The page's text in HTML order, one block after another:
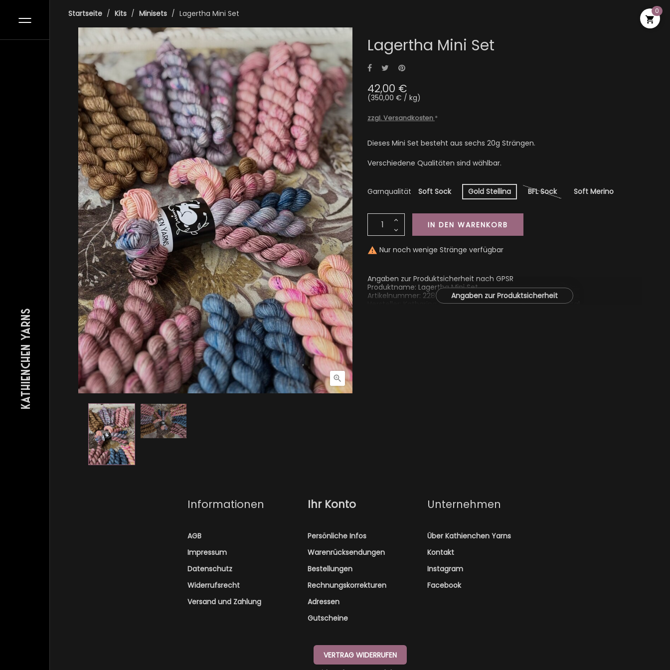
KATHIENCHEN YARNS
Startseite Kits Minisets Lagertha Mini Set

Lagertha Mini Set
Teilen Tweet
42,00 €
(350,00 € / kg)
zzgl. Versandkosten *
Dieses Mini Set besteht aus sechs 20g Strängen.
Verschiedene Qualitäten sind wählbar.
Garnqualität Soft Sock Gold Stellina BFL Sock Soft Merino
IN DEN WARENKORB
 Nur noch wenige Stränge verfügbar
Angaben zur Produktsicherheit nach GPSR
Produktname: Lagertha Mini Set
Artikelnummer: 2287
Hersteller: Katharina Eberius, Zur Schafstränke 15, 01705 Freital,
Angaben zur Produktsicherheit
Informationen
AGB
Impressum
Datenschutz
Widerrufsrecht
Versand und Zahlung
Ihr Konto
Persönliche Infos
Warenrücksendungen
Bestellungen
Rechnungskorrekturen
Adressen
Gutscheine
Unternehmen
Über Kathienchen Yarns
Kontakt
Instagram
Facebook
VERTRAG WIDERRUFEN

0